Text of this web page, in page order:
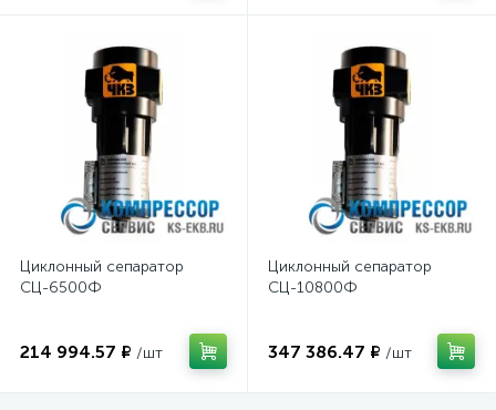
Циклонный сепаратор
СЦ-6500Ф
214 994.57 ₽ /шт
Циклонный сепаратор
СЦ-10800Ф
347 386.47 ₽ /шт